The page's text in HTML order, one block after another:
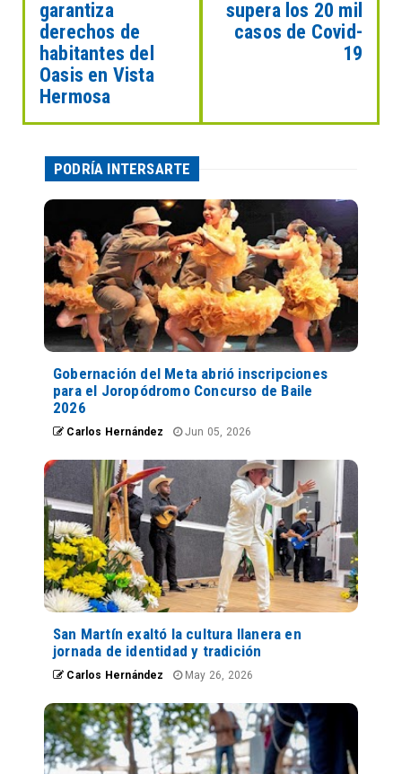
garantiza
derechos de
habitantes del
Oasis en Vista
Hermosa
supera los 20 mil
casos de Covid-
19
PODRÍA INTERSARTE
Gobernación del Meta abrió inscripciones
para el Joropódromo Concurso de Baile
2026
Carlos Hernández Jun 05, 2026
San Martín exaltó la cultura llanera en
jornada de identidad y tradición
Carlos Hernández May 26, 2026